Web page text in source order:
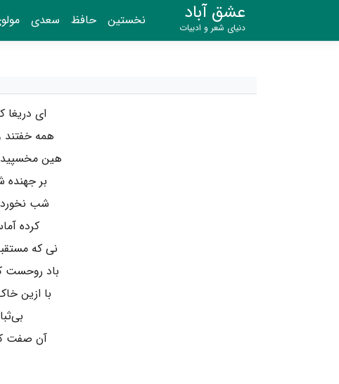
عشق آباد
دنیای شعر و ادبیات نخستین حافظ سعدی
ای
همه خفتند
هین
بر
شب
کرده
نی که
باد روحست
با ازین
آن صفت